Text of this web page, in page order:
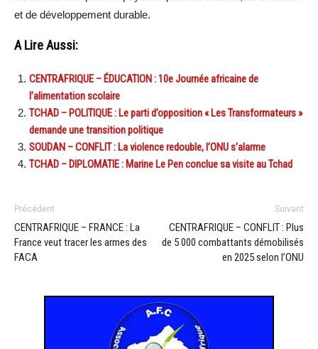
et de développement durable.
A Lire Aussi:
CENTRAFRIQUE – ÉDUCATION : 10e Journée africaine de
l’alimentation scolaire
TCHAD – POLITIQUE : Le parti d’opposition « Les Transformateurs »
demande une transition politique
SOUDAN – CONFLIT : La violence redouble, l’ONU s’alarme
TCHAD – DIPLOMATIE : Marine Le Pen conclue sa visite au Tchad
Précédent
CENTRAFRIQUE – FRANCE : La
France veut tracer les armes des
FACA
Suivant
CENTRAFRIQUE – CONFLIT : Plus
de 5 000 combattants démobilisés
en 2025 selon l’ONU